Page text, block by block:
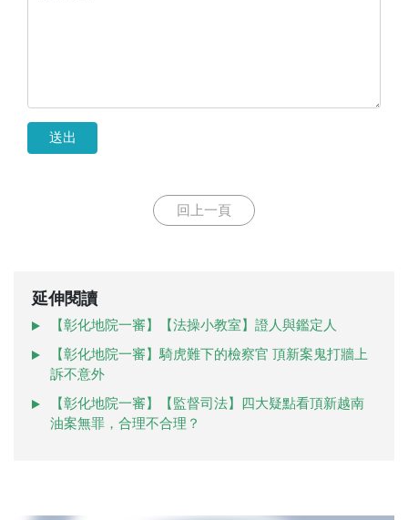
送出
回上一頁
延伸閱讀
【彰化地院一審】【法操小教室】證人與鑑定人
【彰化地院一審】騎虎難下的檢察官 頂新案鬼打牆上
訴不意外
【彰化地院一審】【監督司法】四大疑點看頂新越南
油案無罪，合理不合理？